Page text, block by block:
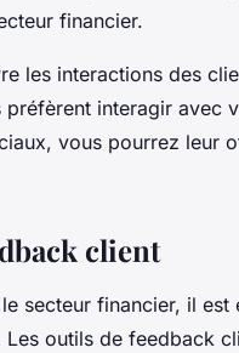
financier.
les interactions des
interagir avec
vous pourrez leur
client
secteur financier, il est
outils de feedback